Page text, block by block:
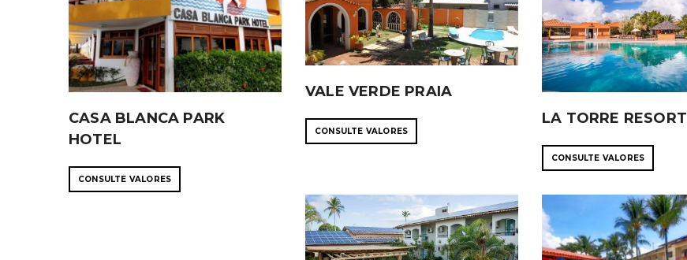
CASA BLANCA PARK
HOTEL
CONSULTE VALORES
VALE VERDE PRAIA
CONSULTE VALORES
LA TORRE RESORT
CONSULTE VALORES